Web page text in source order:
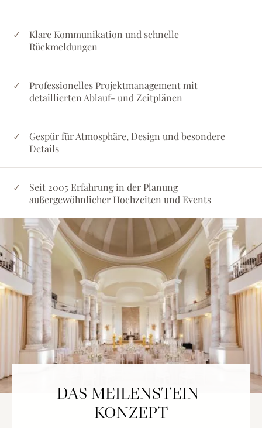
Klare Kommunikation und schnelle
Rückmeldungen
Professionelles Projektmanagement mit
detaillierten Ablauf- und Zeitplänen
Gespür für Atmosphäre, Design und besondere
Details
Seit 2005 Erfahrung in der Planung
außergewöhnlicher Hochzeiten und Events
DAS MEILENSTEIN-
KONZEPT